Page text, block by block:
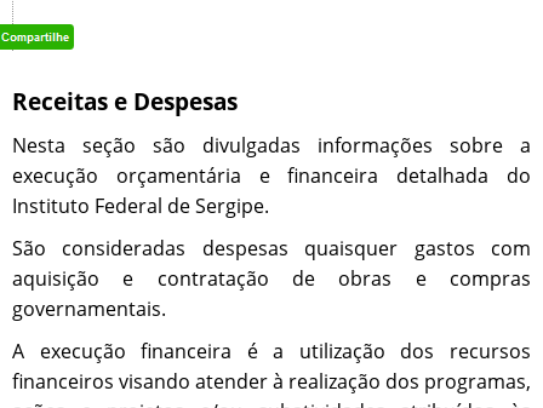
Receitas e Despesas
Nesta seção são divulgadas informações sobre a
execução orçamentária e financeira detalhada do
Instituto Federal de Sergipe.
São consideradas despesas quaisquer gastos com
aquisição e contratação de obras e compras
governamentais.
A execução financeira é a utilização dos recursos
financeiros visando atender à realização dos programas,